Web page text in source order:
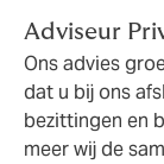
Adviseur
Ons advies
dat u bij ons
bezittingen en
meer wij de